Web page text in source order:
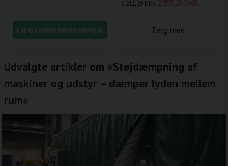
LÆG I INDKØBSKURVEN
3 212,29 DKK 2 855,29 DKK
Følg med
Udvalgte artikler om »Støjdæmpning af
maskiner og udstyr – dæmper lyden mellem
rum«